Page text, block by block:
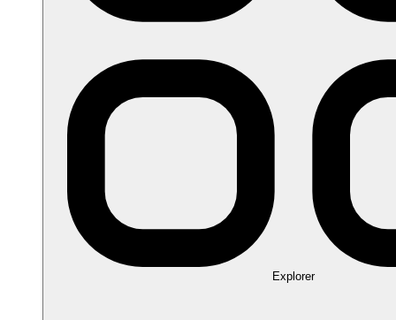
Explorer